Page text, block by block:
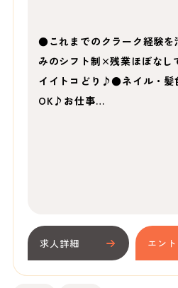
●これまでのクラーク経験を
みのシフト制×残業ほぼなし
イイトコどり♪●ネイル・髪
OK♪お仕事…
求人詳細 エン